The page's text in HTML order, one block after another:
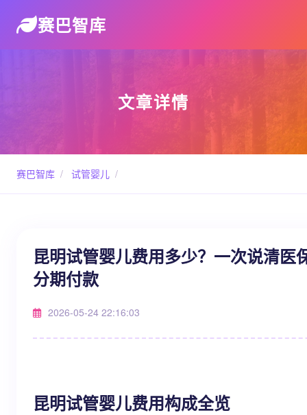
赛巴智库
文章详情
赛巴智库 / 试管婴儿 /
昆明试管婴儿费用多少？一次说清医
分期付款
2026-05-24 22:16:03
昆明试管婴儿费用构成全览